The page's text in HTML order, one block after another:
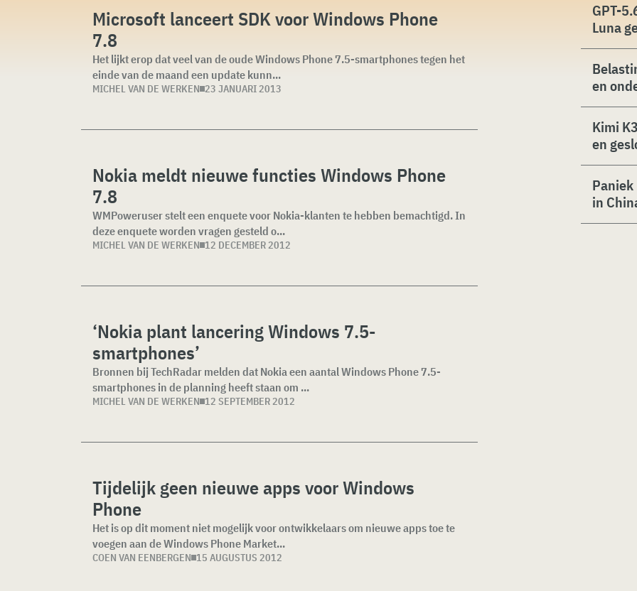
Microsoft lanceert SDK voor Windows Phone
7.8
Het lijkt erop dat veel van de oude Windows Phone 7.5-smartphones tegen het
einde van de maand een update kunn...
MICHEL VAN DE WERKEN 23 JANUARI 2013
Nokia meldt nieuwe functies Windows Phone
7.8
WMPoweruser stelt een enquete voor Nokia-klanten te hebben bemachtigd. In
deze enquete worden vragen gesteld o...
MICHEL VAN DE WERKEN 12 DECEMBER 2012
‘Nokia plant lancering Windows 7.5-
smartphones’
Bronnen bij TechRadar melden dat Nokia een aantal Windows Phone 7.5-
smartphones in de planning heeft staan om ...
MICHEL VAN DE WERKEN 12 SEPTEMBER 2012
Tijdelijk geen nieuwe apps voor Windows
Phone
Het is op dit moment niet mogelijk voor ontwikkelaars om nieuwe apps toe te
voegen aan de Windows Phone Market...
COEN VAN EENBERGEN 15 AUGUSTUS 2012
GPT-
Luna
en
Kimi
en
in